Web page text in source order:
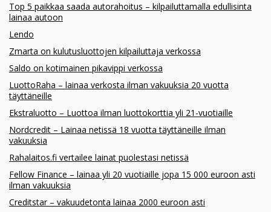
Top 5 paikkaa saada autorahoitus – kilpailuttamalla edullisinta
lainaa autoon
Lendo
Zmarta on kulutusluottojen kilpailuttaja verkossa
Saldo on kotimainen pikavippi verkossa
LuottoRaha – lainaa verkosta ilman vakuuksia 20 vuotta
täyttäneille
Ekstraluotto – Luottoa ilman luottokorttia yli 21-vuotiaille
Nordcredit – Lainaa netissä 18 vuotta täyttäneille ilman
vakuuksia
Rahalaitos.fi vertailee lainat puolestasi netissä
Fellow Finance – lainaa yli 20 vuotiaille jopa 15 000 euroon asti
ilman vakuuksia
Creditstar – vakuudetonta lainaa 2000 euroon asti